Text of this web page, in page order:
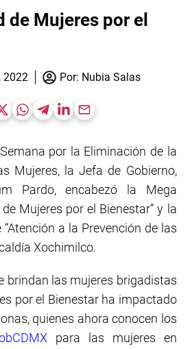
de Mujeres por el
2022 Por: Nubia Salas
por la Eliminación de la
Mujeres, la Jefa de Gobierno,
Pardo, encabezó la Mega
Mujeres por el Bienestar” y la
a la Prevención de las
Xochimilco.
brindan las mujeres brigadistas
por el Bienestar ha impactado
quienes ahora conocen los
para las mujeres en